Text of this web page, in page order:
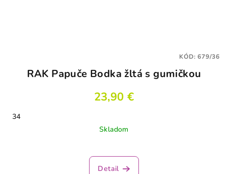
RAK Papuče Bodka žltá s gumičkou
23,90 €
34
Skladom
Detail
KÓD:679/36